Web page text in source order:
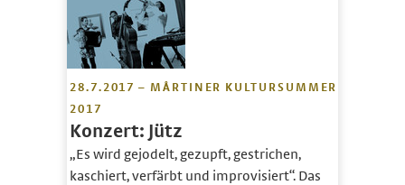
28.7.2017 – MÅRTINER KULTURSUMMER
2017
Konzert: Jütz
„Es wird gejodelt, gezupft, gestrichen,
kaschiert, verfärbt und improvisiert“. Das